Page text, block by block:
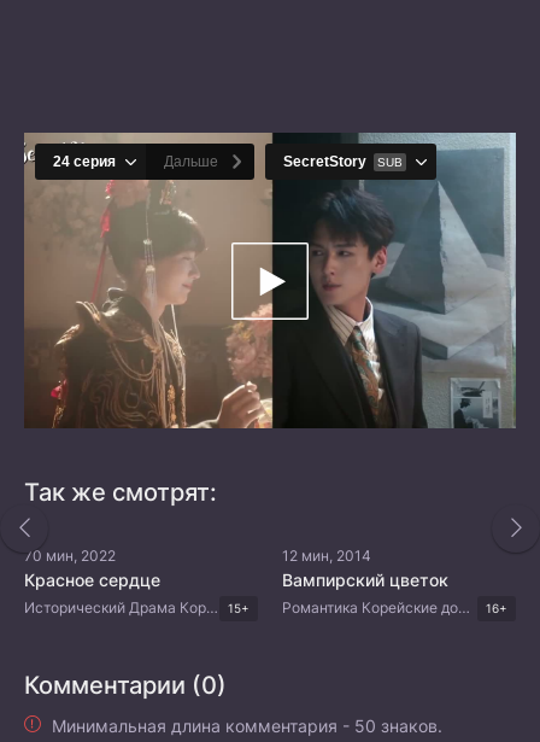
Так же смотрят:
70 мин, 2022
Красное сердце
Исторический Драма Корейские дорамы 15+
12 мин, 2014
Вампирский цветок
Романтика Корейские дорамы 16+
Комментарии (0)
Минимальная длина комментария - 50 знаков.